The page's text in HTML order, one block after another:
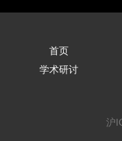
首页
学术研讨
沪